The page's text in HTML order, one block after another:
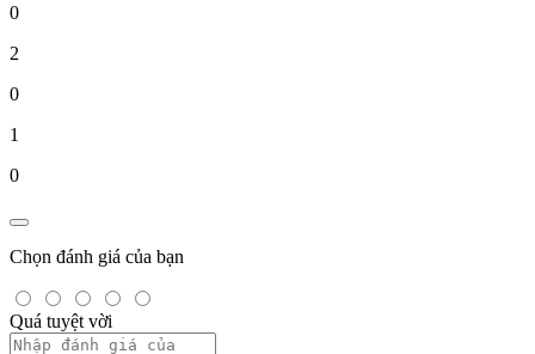
0
2
0
1
0
Chọn đánh giá của bạn
Quá tuyệt vời